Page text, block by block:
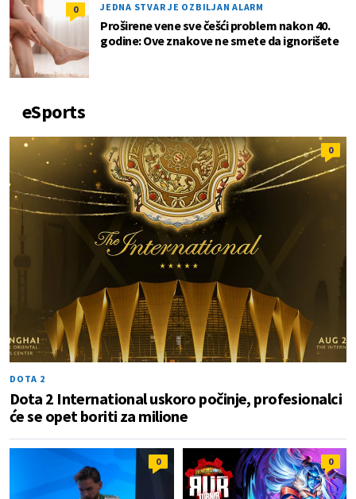
0 JEDNA STVAR JE OZBILJAN ALARM
Proširene vene sve češći problem nakon 40.
godine: Ove znakove ne smete da ignorišete
eSports
0
DOTA 2
Dota 2 International uskoro počinje, profesionalci
će se opet boriti za milione
0 0